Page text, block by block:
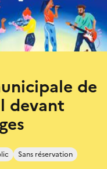
de
devant
Sans réservation